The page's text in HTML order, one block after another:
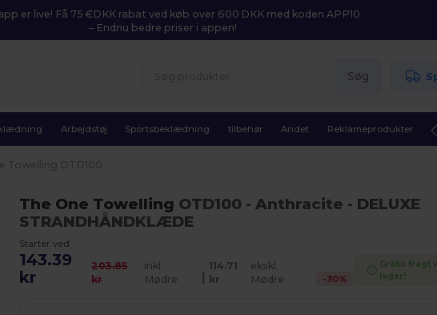
er live! Få 75 €DKK rabat ved køb over 600 DKK med koden APP10
– Endnu bedre priser i appen!
Søg
Arbejdstøj Sportsbeklædning tilbehør Andet Reklameprodukter
The One Towelling OTD100 - Anthracite - DELUXE
STRANDHÅNDKLÆDE
Starter ved
143.39
kr
203.85
kr
inkl.
Mødre
|
114.71
kr
ekskl.
Mødre
-30%
Gratis fragt
lager!